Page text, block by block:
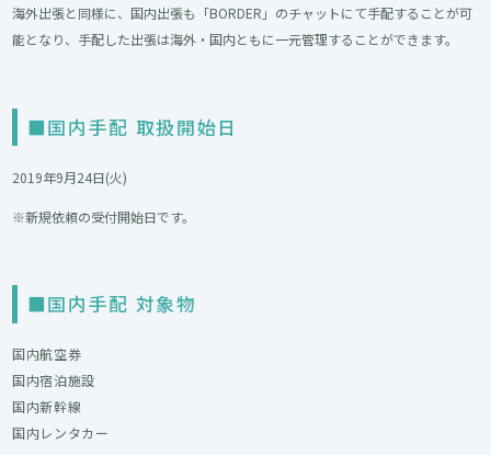
海外出張と同様に、国内出張も「BORDER」のチャットにて手配することが可
能となり、手配した出張は海外・国内ともに一元管理することができます。
■国内手配 取扱開始日
2019年9月24日(火)
※新規依頼の受付開始日です。
■国内手配 対象物
国内航空券
国内宿泊施設
国内新幹線
国内レンタカー